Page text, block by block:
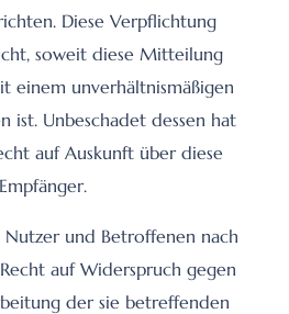
Diese Verpflichtung
soweit diese Mitteilung
einem unverhältnismäßigen
ist. Unbeschadet dessen hat
auf Auskunft über diese
Empfänger.
Nutzer und Betroffenen nach
auf Widerspruch gegen
der sie betreffenden